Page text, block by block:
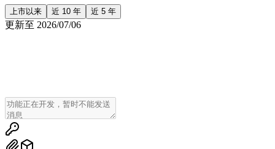
上市以来 近 10 年 近 5 年
更新至 2026/07/06